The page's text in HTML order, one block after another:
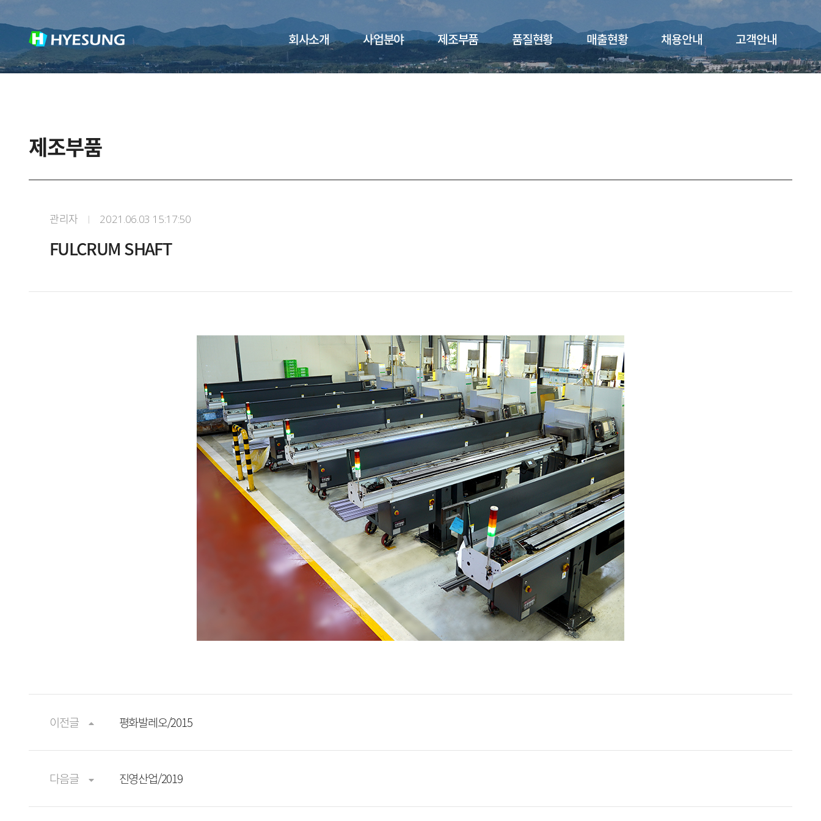
회사소개 사업분야 제조부품 품질현황 매출현황 채용안내 고객안내
제조부품
관리자 2021.06.03 15:17:50
FULCRUM SHAFT
이전글 평화발레오/2015
다음글 진영산업/2019